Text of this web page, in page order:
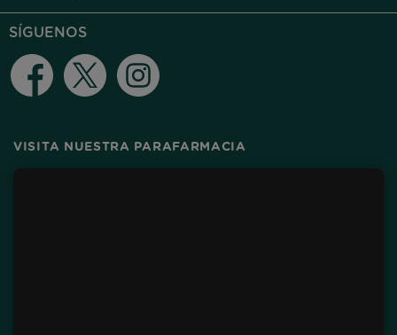
SÍGUENOS
Facebook Twitter
VISITA NUESTRA PARAFARMACIA